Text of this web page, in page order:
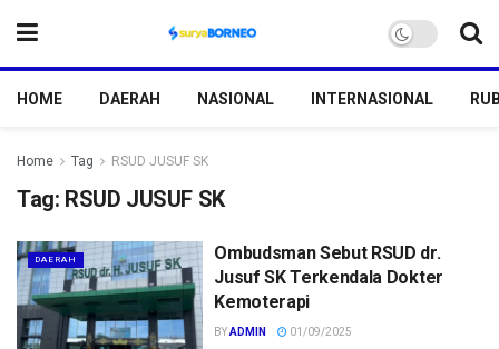
HOME DAERAH NASIONAL INTERNASIONAL
Home Tag RSUD JUSUF SK
Tag: RSUD JUSUF SK
DAERAH
Ombudsman Sebut RSUD dr.
Jusuf SK Terkendala Dokter
Kemoterapi
BYADMIN 01/09/2025